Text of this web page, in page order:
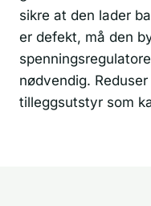
sikre at den lader
er defekt, må den
nødvendig.
tilleggsutstyr som